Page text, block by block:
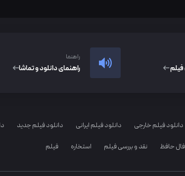
فیلم
راهنما
راهنمای دانلود و تماشا
دانلود فیلم خارجی دانلود فیلم ایرانی دانلود فیلم جدید
فال حافظ نقد و بررسی فیلم استخاره فیلم